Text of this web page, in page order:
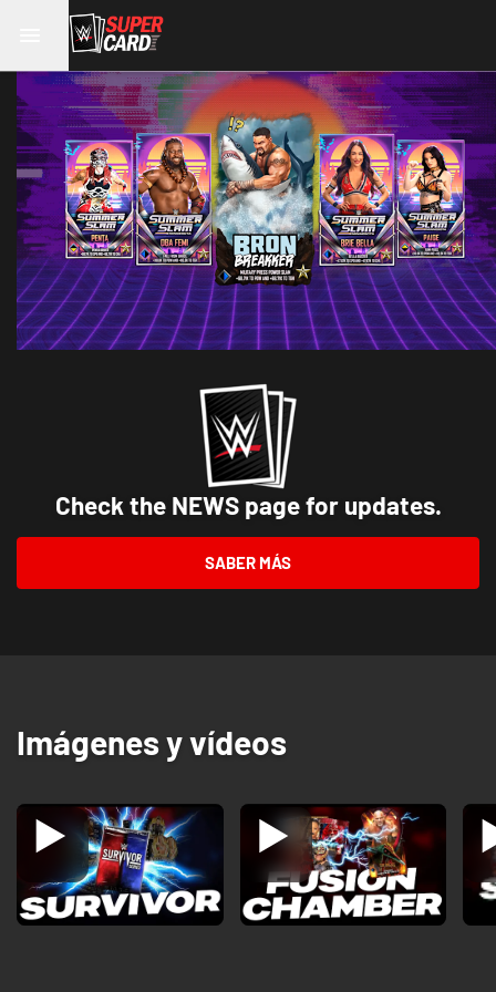
Check the NEWS page for updates.
SABER MÁS
Imágenes y vídeos